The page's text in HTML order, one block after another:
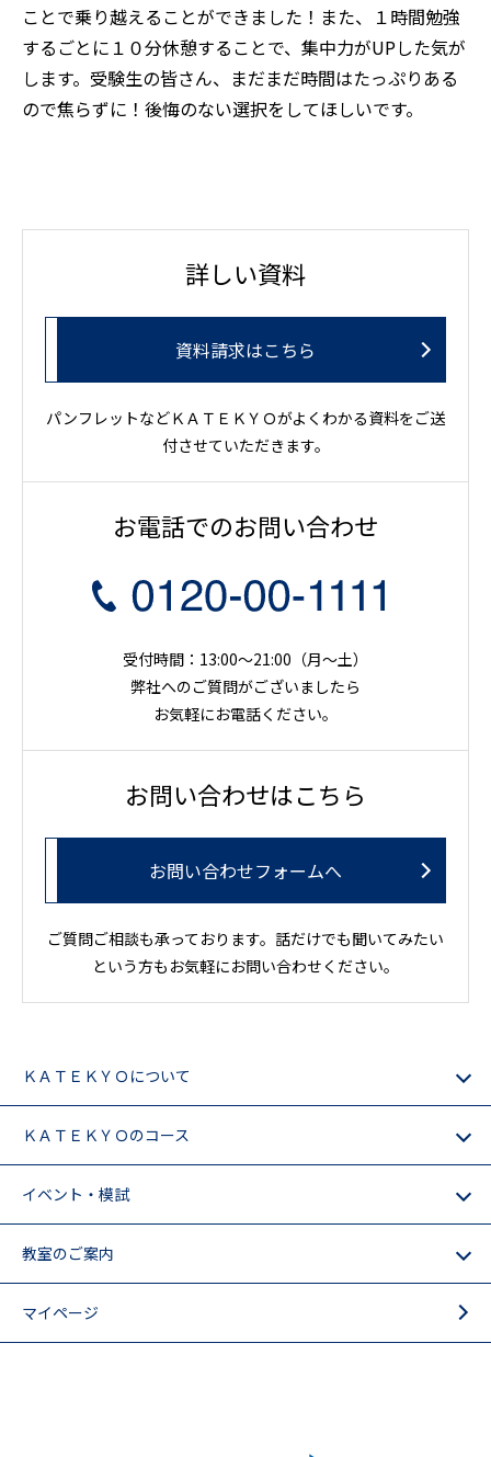
ことで乗り越えることができました！また、１時間勉強
するごとに１０分休憩することで、集中力がUPした気が
します。受験生の皆さん、まだまだ時間はたっぷりある
ので焦らずに！後悔のない選択をしてほしいです。
詳しい資料
資料請求はこちら
パンフレットなどＫＡＴＥＫＹＯがよくわかる資料をご送
付させていただきます。
お電話でのお問い合わせ
受付時間：13:00～21:00（月〜土）
弊社へのご質問がございましたら
お気軽にお電話ください。
お問い合わせはこちら
お問い合わせフォームへ
ご質問ご相談も承っております。話だけでも聞いてみたい
という方もお気軽にお問い合わせください。
ＫＡＴＥＫＹＯについて
ＫＡＴＥＫＹＯのコース
イベント・模試
教室のご案内
マイページ